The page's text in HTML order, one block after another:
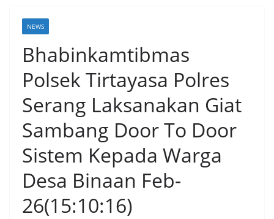
NEWS
Bhabinkamtibmas
Polsek Tirtayasa Polres
Serang Laksanakan Giat
Sambang Door To Door
Sistem Kepada Warga
Desa Binaan Feb-
26(15:10:16)